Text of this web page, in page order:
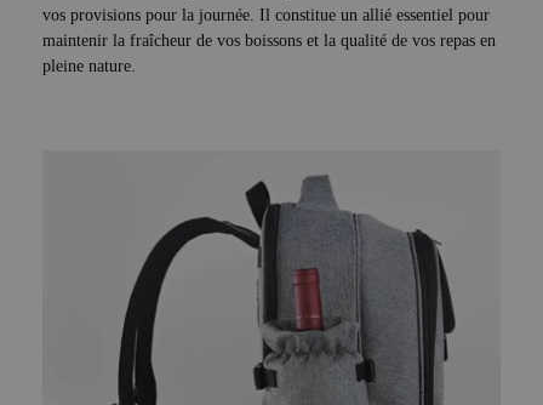
vos provisions pour la journée. Il constitue un allié essentiel pour
maintenir la fraîcheur de vos boissons et la qualité de vos repas en
pleine nature.